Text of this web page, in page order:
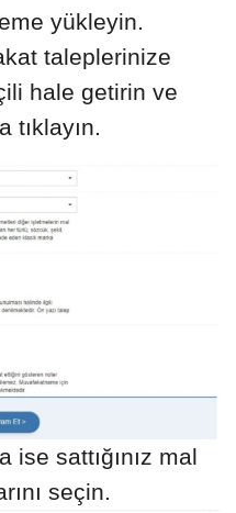
yükleyin.
taleplerinize
hale getirin ve
tıklayın.
ise sattığınız mal
seçin.